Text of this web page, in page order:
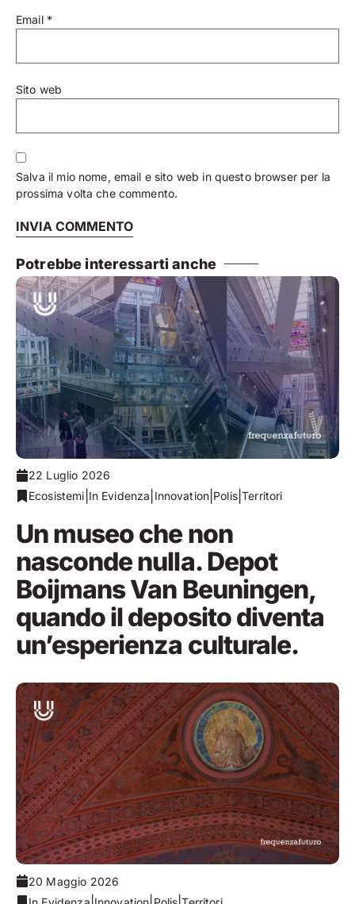
Email *
Sito web
Salva il mio nome, email e sito web in questo browser per la
prossima volta che commento.
Potrebbe interessarti anche
22 Luglio 2026
Ecosistemi In Evidenza Innovation Polis|Territori
Un museo che non
nasconde nulla. Depot
Boijmans Van Beuningen,
quando il deposito diventa
un’esperienza culturale.
20 Maggio 2026